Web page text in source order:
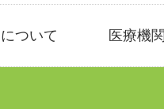
ついて 医療機